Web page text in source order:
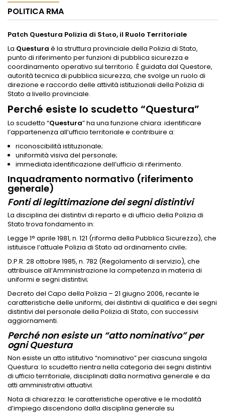
POLITICA RMA
Patch Questura Polizia di Stato, il Ruolo Territoriale
La Questura è la struttura provinciale della Polizia di Stato,
punto di riferimento per funzioni di pubblica sicurezza e
coordinamento operativo sul territorio. È guidata dal Questore,
autorità tecnica di pubblica sicurezza, che svolge un ruolo di
direzione e raccordo delle attività istituzionali della Polizia di
Stato a livello provinciale.
Perché esiste lo scudetto “Questura”
Lo scudetto “Questura” ha una funzione chiara: identificare
l’appartenenza all’ufficio territoriale e contribuire a:
riconoscibilità istituzionale;
uniformità visiva del personale;
immediata identificazione dell’ufficio di riferimento.
Inquadramento normativo (riferimento
generale)
Fonti di legittimazione dei segni distintivi
La disciplina dei distintivi di reparto e di ufficio della Polizia di
Stato trova fondamento in:
Legge 1° aprile 1981, n. 121 (riforma della Pubblica Sicurezza), che
istituisce l’attuale Polizia di Stato ad ordinamento civile;
D.P.R. 28 ottobre 1985, n. 782 (Regolamento di servizio), che
attribuisce all’Amministrazione la competenza in materia di
uniformi e segni distintivi;
Decreto del Capo della Polizia – 21 giugno 2006, recante le
caratteristiche delle uniformi, dei distintivi di qualifica e dei segni
distintivi del personale della Polizia di Stato, con successivi
aggiornamenti.
Perché non esiste un “atto nominativo” per
ogni Questura
Non esiste un atto istitutivo “nominativo” per ciascuna singola
Questura: lo scudetto rientra nella categoria dei segni distintivi
di ufficio territoriale, disciplinati dalla normativa generale e da
atti amministrativi attuativi.
Nota di chiarezza: le caratteristiche operative e le modalità
d’impiego discendono dalla disciplina generale su